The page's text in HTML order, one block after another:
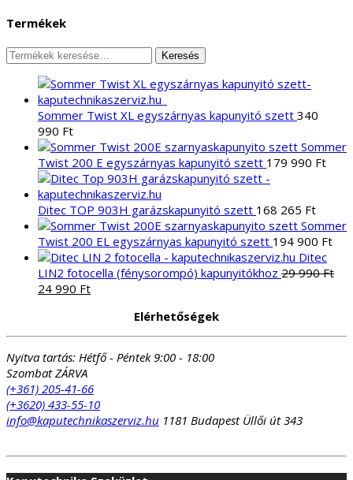
Termékek
Keresés
a
következőre:
Keresés
Sommer Twist XL egyszárnyas kapunyitó szett 340
990 Ft
Sommer
Twist 200 E egyszárnyas kapunyitó szett 179 990 Ft
Ditec TOP 903H garázskapunyitó szett 168 265 Ft
Sommer
Twist 200 EL egyszárnyas kapunyitó szett 194 900 Ft
Ditec
LIN2 fotocella (fénysorompó) kapunyitókhoz 29 990Ft
Original
29
990 Ft.
24 990 FtCurrent
24
990 Ft.
Elérhetőségek
Nyitva tartás: Hétfő - Péntek 9:00 - 18:00
Szombat ZÁRVA
(+361) 205-41-66
(+3620) 433-55-10
info@kaputechnikaszerviz.hu 1181 Budapest Üllői út 343